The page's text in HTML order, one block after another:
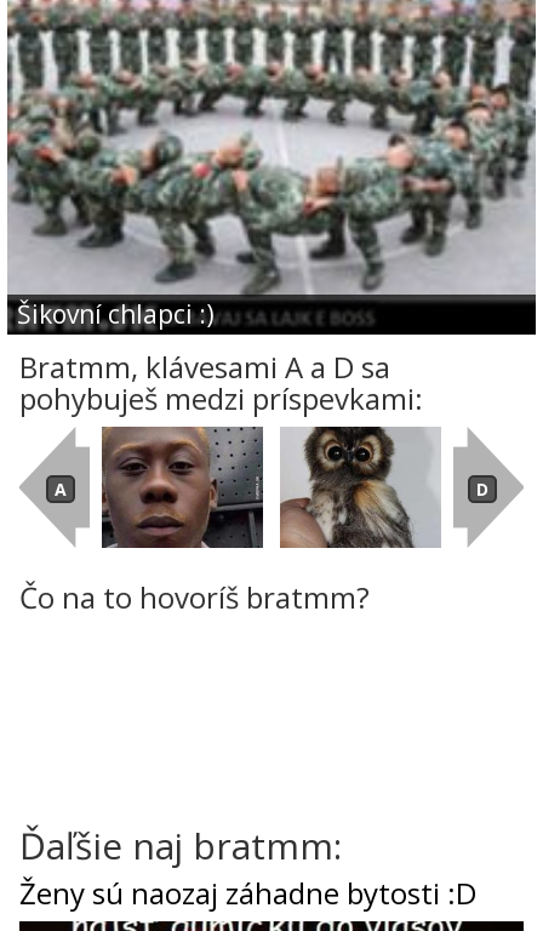
Šikovní chlapci :)
Bratmm, klávesami A a D sa
pohybuješ medzi príspevkami:
Čo na to hovoríš bratmm?
Ďaľšie naj bratmm:
Ženy sú naozaj záhadne bytosti :D